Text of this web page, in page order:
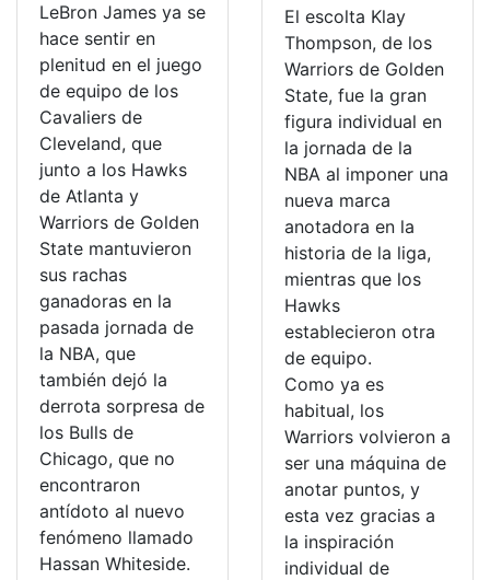
LeBron James ya se
hace sentir en
plenitud en el juego
de equipo de los
Cavaliers de
Cleveland, que
junto a los Hawks
de Atlanta y
Warriors de Golden
State mantuvieron
sus rachas
ganadoras en la
pasada jornada de
la NBA, que
también dejó la
derrota sorpresa de
los Bulls de
Chicago, que no
encontraron
antídoto al nuevo
fenómeno llamado
Hassan Whiteside.
El escolta Klay
Thompson, de los
Warriors de Golden
State, fue la gran
figura individual en
la jornada de la
NBA al imponer una
nueva marca
anotadora en la
historia de la liga,
mientras que los
Hawks
establecieron otra
de equipo.
Como ya es
habitual, los
Warriors volvieron a
ser una máquina de
anotar puntos, y
esta vez gracias a
la inspiración
individual de